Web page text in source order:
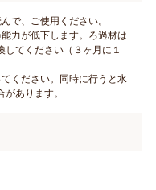
で、ご使用ください。
力が低下します。ろ過材は
してください（３ヶ月に１
ください。同時に行うと水
あります。